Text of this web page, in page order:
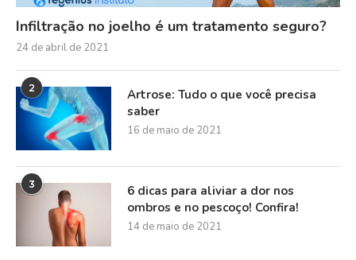
Infiltração no joelho é um tratamento seguro?
24 de abril de 2021
2
Artrose: Tudo o que você precisa
saber
16 de maio de 2021
3
6 dicas para aliviar a dor nos
ombros e no pescoço! Confira!
14 de maio de 2021